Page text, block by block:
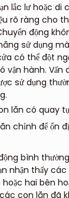
lắc lư hoặc di
rõ ràng cho
động
sử dụng
có thể đột
vận hành. Vấn
sử dụng
lăn có quay
chỉnh để ổn
bình
nhận thấy
hai bên
con lăn đã